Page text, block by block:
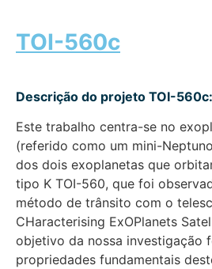
TOI-560c
Descrição do projeto TOI-560c:
Este trabalho centra-se no
(referido como um mini-
dos dois exoplanetas que
tipo K TOI-560, que foi
método de trânsito com o
CHaracterising ExOPlanets
objetivo da nossa investigação
propriedades fundamentais